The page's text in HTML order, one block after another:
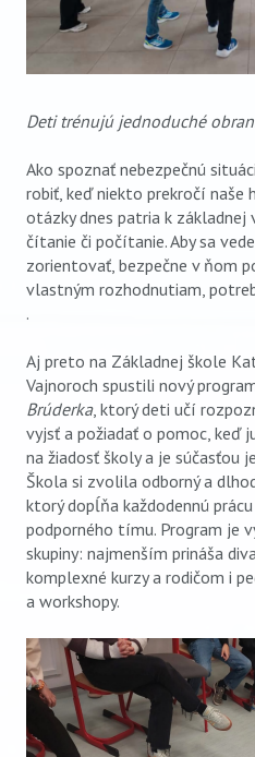
Deti trénujú jednoduché
Ako spoznať nebezpečnú
robiť, keď niekto prekročí naše
otázky dnes patria k základnej
čítanie či počítanie. Aby sa
zorientovať, bezpečne v ňom
vlastným rozhodnutiam,
.
Aj preto na Základnej škole
Vajnoroch spustili nový
Brúderka, ktorý deti učí
vyjsť a požiadať o pomoc, keď
na žiadosť školy a je súčasťou
Škola si zvolila odborný a
ktorý dopĺňa každodennú
podporného tímu. Program je
skupiny: najmenším prináša
komplexné kurzy a rodičom i
a workshopy.